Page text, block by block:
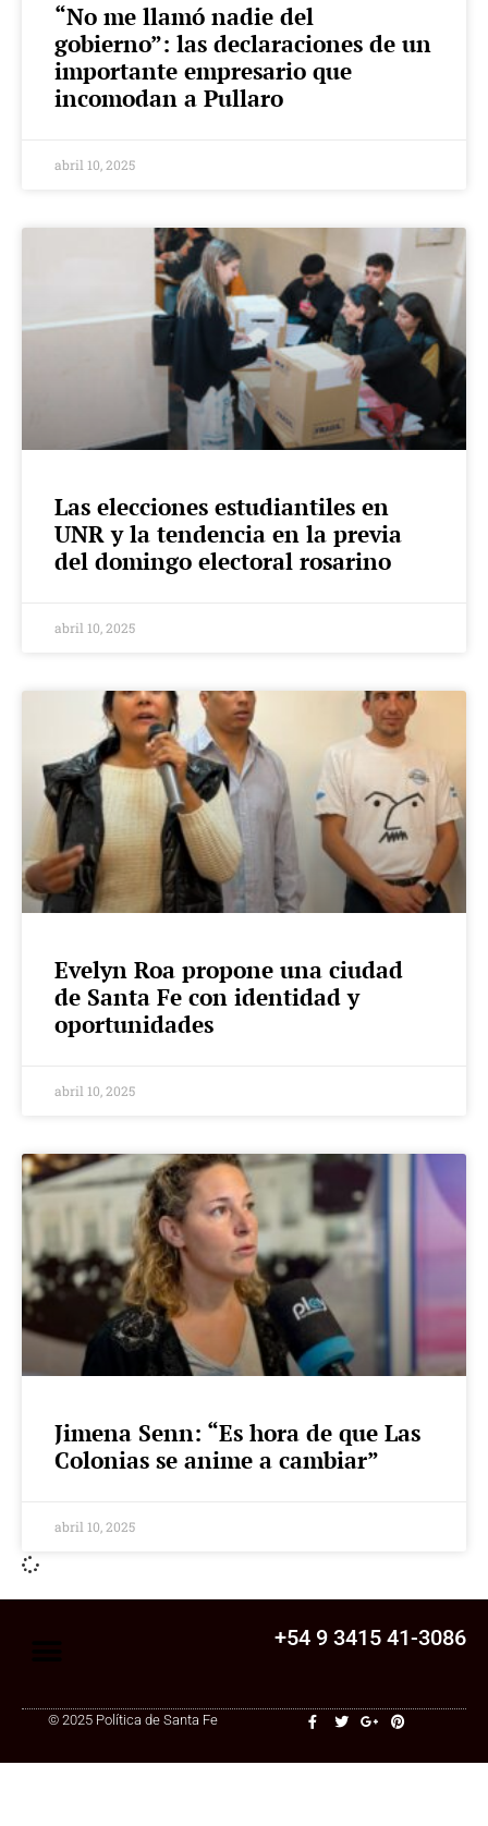
“No me llamó nadie del
gobierno”: las declaraciones de un
importante empresario que
incomodan a Pullaro
abril 10, 2025
Las elecciones estudiantiles en
UNR y la tendencia en la previa
del domingo electoral rosarino
abril 10, 2025
Evelyn Roa propone una ciudad
de Santa Fe con identidad y
oportunidades
abril 10, 2025
Jimena Senn: “Es hora de que Las
Colonias se anime a cambiar”
abril 10, 2025
+54 9 3415 41-3086
© 2025 Política de Santa Fe